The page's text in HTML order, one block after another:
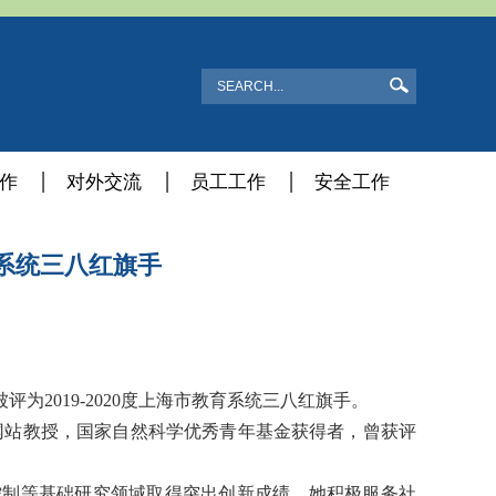
对外交流 员工工作 安全工作
统三八红旗手
评为2019-2020度上海市教育系统三八红旗手。
教授，国家自然科学优秀青年基金获得者，曾获评